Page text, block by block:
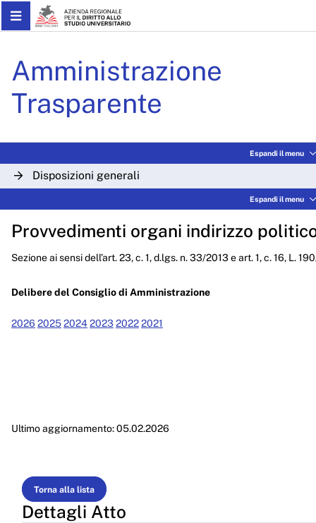
Skip to Main Content
Amministrazione
Trasparente
Espandi il menu
Disposizioni generali
Consulenti e collaboratori
Personale
Bandi di concorso
Performance
Provvedimenti organi indirizzo politico
Controlli sulle imprese
Bandi di gara e contratti
Espandi il menu
Provvedimenti organi indirizzo
Sezione ai sensi dell’art. 23, c. 1, d.lgs. n. 33/2013 e art. 1, c. 16, L.
Delibere del Consiglio di Amministrazione
2026 202520242023 20222021
Ultimo aggiornamento: 05.02.2026
Torna alla lista
Dettagli Atto